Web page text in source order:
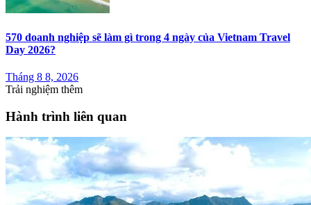
570 doanh nghiệp sẽ làm gì trong 4 ngày của Vietnam Travel
Day 2026?
Tháng 8 8, 2026
Trải nghiệm thêm
Hành trình liên quan